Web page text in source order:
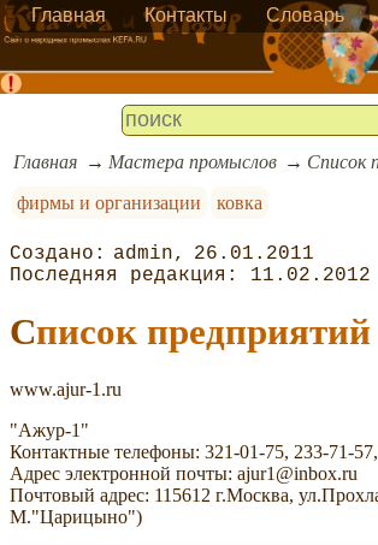
Главная Контакты Словарь
Главная Мастера промыслов
Список
фирмы и организации
ковка
admin
26.01.2011
11.02.2012
Список предприятий
www.ajur-1.ru
"Ажур-1"
Контактные телефоны: 321-01-75, 233-71-
Адрес электронной почты: ajur1@inbox.ru
Почтовый адрес: 115612 г.Москва,
М."Царицыно")